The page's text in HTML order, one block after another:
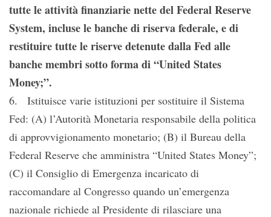
tutte le attività finanziarie nette del Federal Reserve
System, incluse le banche di riserva federale, e di
restituire tutte le riserve detenute dalla Fed alle
banche membri sotto forma di “United States
Money;”.
6. Istituisce varie istituzioni per sostituire il Sistema
Fed: (A) l’Autorità Monetaria responsabile della politica
di approvvigionamento monetario; (B) il Bureau della
Federal Reserve che amministra “United States Money”;
(C) il Consiglio di Emergenza incaricato di
raccomandare al Congresso quando un’emergenza
nazionale richiede al Presidente di rilasciare una